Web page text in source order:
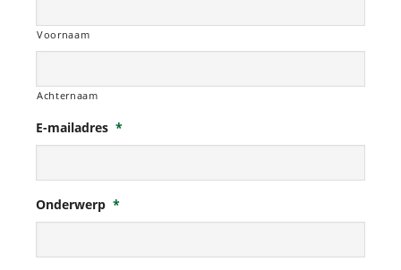
Voornaam
Achternaam
E-mailadres *
Onderwerp *